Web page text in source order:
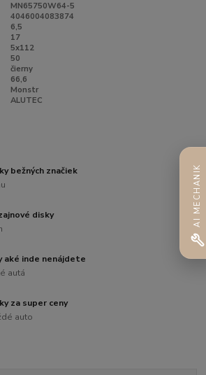
MN65750W64-5
4046004083874
6,5
17
5x112
50
čierny
66,6
Monstr
ALUTEC
bežných značiek
disky
aké inde nenájdete
autá
za super ceny
auto
AI MECHANIK